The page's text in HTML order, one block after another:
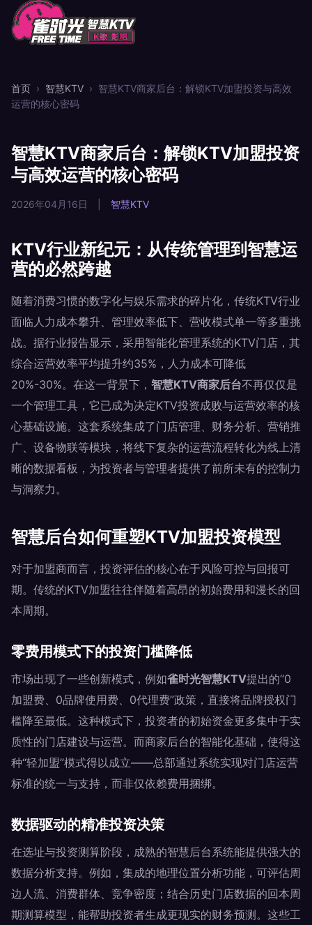
首页 › 智慧KTV › 智慧KTV商家后台：解锁KTV加盟投资与高效
运营的核心密码
智慧KTV商家后台：解锁KTV加盟投资
与高效运营的核心密码
2026年04月16日 智慧KTV
KTV行业新纪元：从传统管理到智慧运
营的必然跨越
随着消费习惯的数字化与娱乐需求的碎片化，传统KTV行业
面临人力成本攀升、管理效率低下、营收模式单一等多重挑
战。据行业报告显示，采用智能化管理系统的KTV门店，其
综合运营效率平均提升约35%，人力成本可降低
20%-30%。在这一背景下， 智慧KTV商家后台不再仅仅是
一个管理工具，它已成为决定KTV投资成败与运营效率的核
心基础设施。这套系统集成了门店管理、财务分析、营销推
广、设备物联等模块，将线下复杂的运营流程转化为线上清
晰的数据看板，为投资者与管理者提供了前所未有的控制力
与洞察力。
智慧后台如何重塑KTV加盟投资模型
对于加盟商而言，投资评估的核心在于风险可控与回报可
期。传统的KTV加盟往往伴随着高昂的初始费用和漫长的回
本周期。
零费用模式下的投资门槛降低
市场出现了一些创新模式，例如雀时光智慧KTV提出的“0
加盟费、0品牌使用费、0代理费”政策，直接将品牌授权门
槛降至最低。这种模式下，投资者的初始资金更多集中于实
质性的门店建设与运营。而商家后台的智能化基础，使得这
种“轻加盟”模式得以成立——总部通过系统实现对门店运营
标准的统一与支持，而非仅依赖费用捆绑。
数据驱动的精准投资决策
在选址与投资测算阶段，成熟的智慧后台系统能提供强大的
数据分析支持。例如，集成的地理位置分析功能，可评估周
边人流、消费群体、竞争密度；结合历史门店数据的回本周
期测算模型，能帮助投资者生成更现实的财务预测。这些工